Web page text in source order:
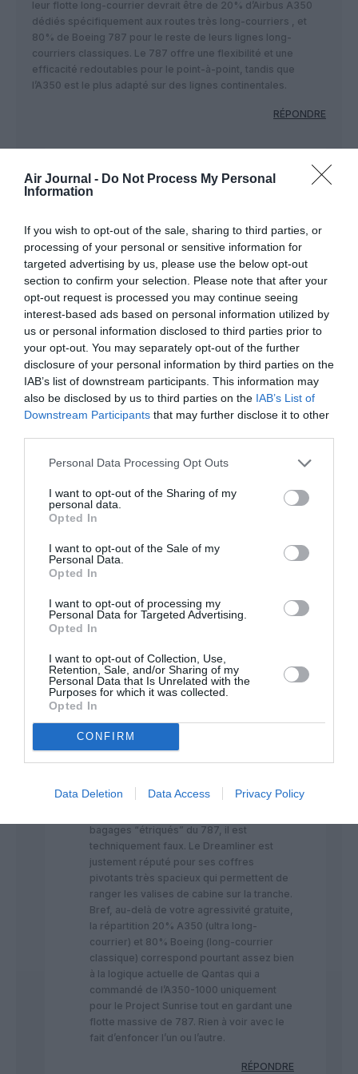
Air Journal - Do Not Process My Personal
Information
If you wish to opt-out of the sale, sharing to third parties, or
processing of your personal or sensitive information for
targeted advertising by us, please use the below opt-out
section to confirm your selection. Please note that after your
opt-out request is processed you may continue seeing
interest-based ads based on personal information utilized by
us or personal information disclosed to third parties prior to
your opt-out. You may separately opt-out of the further
disclosure of your personal information by third parties on the
IAB’s list of downstream participants. This information may
also be disclosed by us to third parties on the IAB’s List of
Downstream Participants that may further disclose it to other
Personal Data Processing Opt Outs
I want to opt-out of the Sharing of my
personal data.
Opted In
I want to opt-out of the Sale of my
Personal Data.
Opted In
I want to opt-out of processing my
Personal Data for Targeted Advertising.
Opted In
I want to opt-out of Collection, Use,
Retention, Sale, and/or Sharing of my
Personal Data that Is Unrelated with the
Purposes for which it was collected.
Opted In
CONFIRM
Data Deletion Data Access Privacy Policy
leur flotte long-courrier devrait être de 20% d’Airbus A350
dédiés spécifiquement aux routes très long-courriers , et
80% de Boeing 787 pour le reste de leurs lignes long-
courriers classiques. Le 787 offre une flexibilité et une
efficacité redoutables pour le point-à-point, tandis que
l’A350 est le plus adapté sur des lignes continentales.
RÉPONDRE
Ben voyons ! a commenté :
9 juin 2026 - 11 h 20
A part enfoncer Airbus (comme d’habitude) 80%
Boeing…
On s’en fout royalement du ” je pense que…”
Qantas choisira à votre place et non l’inverse 🤣😅😂
Voilà monsieur “je pense que….”
Beaucoup de compagnies exploitent le B787 et
l’A350 dans les mêmes destinations et mêmes
objectifs.
Pour avoir pris les deux, le 787 présente
l’inconvénient d’avoir des coffres bagages cabines
étriqués.
En tout cas, bonne chance à Boeing et à Airbus,
deux constructeurs appréciés par Qantas.
RÉPONDRE
LPB06200
Merci de lui tenir le même discours que
moi il y a peu à ce vendu à boeing 😂
RÉPONDRE
MoMoDeRabata
commenté :
9 juin 2026 - 13 h
59 min
Répartition des vol qantas en ce moment:
Exprimer un avis personnel sur un forum
de discussion semble en perturber
certains. Personne ne prétend décider à la
des visions de flotte.
bagages “étriqués” du 787, il est
techniquement faux. Le Dreamliner est
justement réputé pour ses coffres
pivotants très spacieux qui permettent de
ranger les valises de cabine sur la tranche.
​Bref, au-delà de votre agressivité gratuite,
la répartition 20% A350 (ultra long-
courrier) et 80% Boeing (long-courrier
classique) correspond pourtant assez bien
à la logique actuelle de Qantas qui a
commandé de l’A350-1000 uniquement
pour le Project Sunrise tout en gardant une
flotte massive de 787. Rien à voir avec le
fait d’enfoncer l’un ou l’autre.
RÉPONDRE